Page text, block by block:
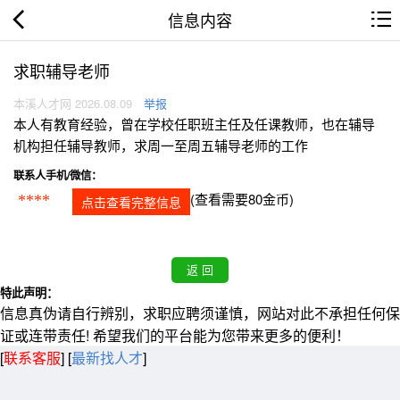
信息内容
求职辅导老师
本溪人才网 2026.08.09 举报
本人有教育经验，曾在学校任职班主任及任课教师，也在辅导
机构担任辅导教师，求周一至周五辅导老师的工作
联系人手机/微信：
**** 点击查看完整信息 (查看需要80金币)
特此声明：
信息真伪请自行辨别，求职应聘须谨慎，网站对此不承担任何保
证或连带责任! 希望我们的平台能为您带来更多的便利！
[联系客服] [最新找人才]